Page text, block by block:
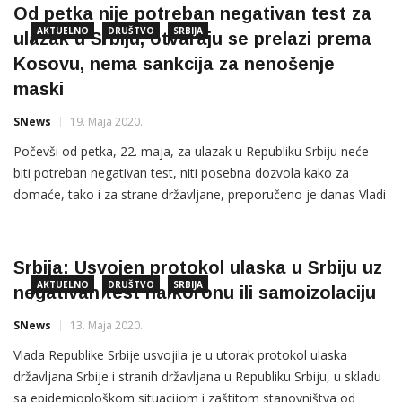
AKTUELNO DRUŠTVO SRBIJA
Od petka nije potreban negativan test za
ulazak u Srbiju, otvaraju se prelazi prema
Kosovu, nema sankcija za nenošenje
maski
SNews 19. Maja 2020.
Počevši od petka, 22. maja, za ulazak u Republiku Srbiju neće
biti potreban negativan test, niti posebna dozvola kako za
domaće, tako i za strane državljane, preporučeno je danas Vladi
trenutna epidemiološka situacija i prilagođavanje mera
sadašnjoj
AKTUELNO DRUŠTVO SRBIJA
Srbija: Usvojen protokol ulaska u Srbiju uz
negativan test na koronu ili samoizolaciju
SNews 13. Maja 2020.
Vlada Republike Srbije usvojila je u utorak protokol ulaska
državljana Srbije i stranih državljana u Republiku Srbiju, u skladu
sa epidemioploškom situacijom i zaštitom stanovništva od